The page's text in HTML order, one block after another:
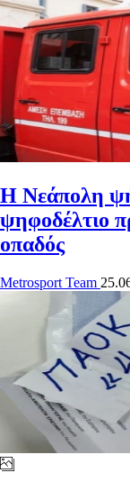
Η Νεάπολη
ψηφοδέλτιο
οπαδός
Metrosport Team